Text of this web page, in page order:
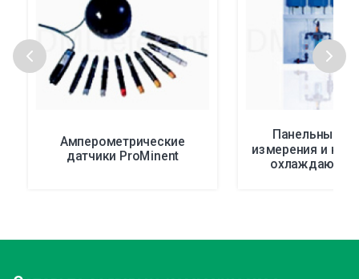
Амперометрические
датчики ProMinent
Панельные
измерения и